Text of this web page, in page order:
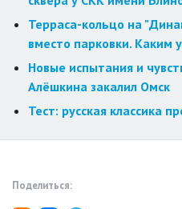
Терраса-кольцо на
вместо парковки. Каким
Новые испытания и
Алёшкина закалил Омск
Тест: русская классика
Поделиться: